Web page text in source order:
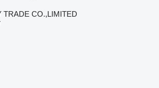
TRADE CO.,LIMITED